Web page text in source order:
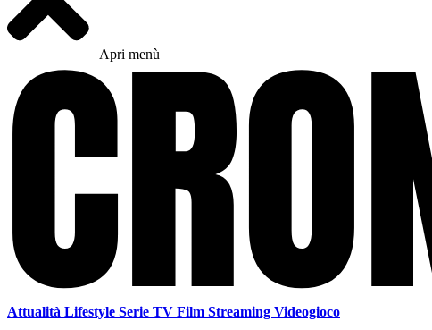
Apri menù
Attualità Lifestyle Serie TV Film Streaming Videogioco